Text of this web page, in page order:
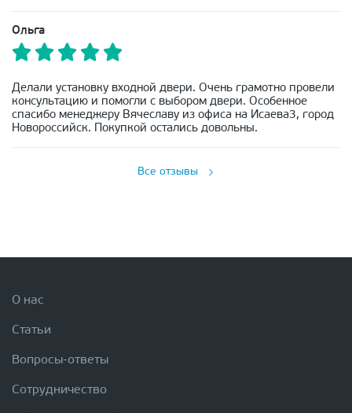
Ольга
Делали установку входной двери. Очень грамотно провели
консультацию и помогли с выбором двери. Особенное
спасибо менеджеру Вячеславу из офиса на Исаева3, город
Новороссийск. Покупкой остались довольны.
Все отзывы
О нас
Статьи
Вопросы-ответы
Сотрудничество